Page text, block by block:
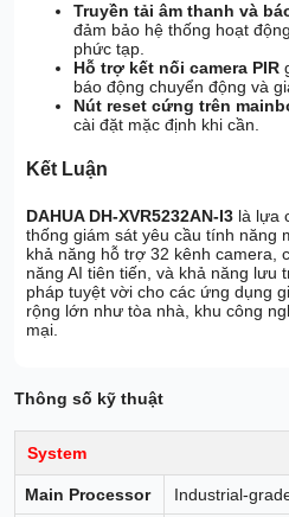
Truyền tải âm thanh và
đảm bảo hệ thống hoạt
phức tạp.
Hỗ trợ kết nối camera PIR
báo động chuyển động và
Nút reset cứng trên
cài đặt mặc định khi cần.
Kết Luận
DAHUA DH-XVR5232AN-I3 là lựa
thống giám sát yêu cầu tính năng
khả năng hỗ trợ 32 kênh camera,
năng AI tiên tiến, và khả năng lưu
pháp tuyệt vời cho các ứng dụng
rộng lớn như tòa nhà, khu công
mại.
Thông số kỹ thuật
System
Main Processor Industrial-